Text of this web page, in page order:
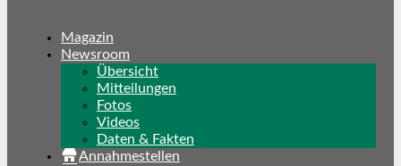
Magazin
Newsroom
Übersicht
Mitteilungen
Fotos
Videos
Daten & Fakten
Annahmestellen